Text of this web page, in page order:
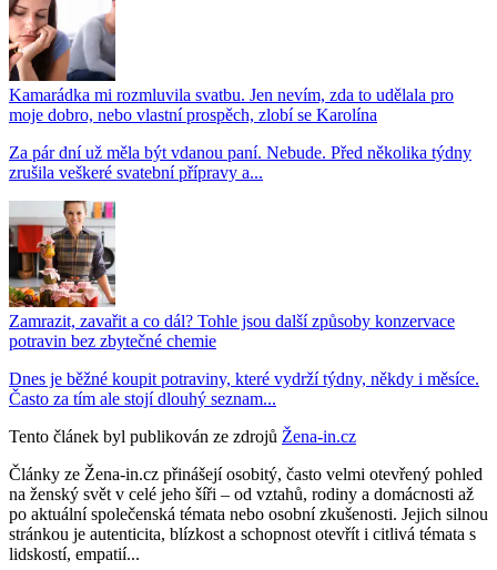
Kamarádka mi rozmluvila svatbu. Jen nevím, zda to udělala pro
moje dobro, nebo vlastní prospěch, zlobí se Karolína
Za pár dní už měla být vdanou paní. Nebude. Před několika týdny
zrušila veškeré svatební přípravy a...
Zamrazit, zavařit a co dál? Tohle jsou další způsoby konzervace
potravin bez zbytečné chemie
Dnes je běžné koupit potraviny, které vydrží týdny, někdy i měsíce.
Často za tím ale stojí dlouhý seznam...
Tento článek byl publikován ze zdrojů Žena-in.cz
Články ze Žena-in.cz přinášejí osobitý, často velmi otevřený pohled
na ženský svět v celé jeho šíři – od vztahů, rodiny a domácnosti až
po aktuální společenská témata nebo osobní zkušenosti. Jejich silnou
stránkou je autenticita, blízkost a schopnost otevřít i citlivá témata s
lidskostí, empatií...